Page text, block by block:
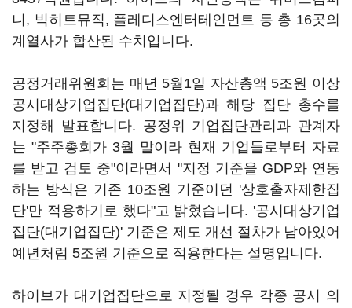
니, 빅히트뮤직, 플레디스엔터테인먼트 등 총 16곳의
계열사가 합산된 수치입니다.
공정거래위원회는 매년 5월1일 자산총액 5조원 이상
공시대상기업집단(대기업집단)과 해당 집단 총수를
지정해 발표합니다. 공정위 기업집단관리과 관계자
는 "주주총회가 3월 말이라 현재 기업들로부터 자료
를 받고 검토 중"이라면서 "지정 기준을 GDP와 연동
하는 방식은 기존 10조원 기준이던 '상호출자제한집
단'만 적용하기로 했다"고 밝혔습니다. '공시대상기업
집단(대기업집단)' 기준은 제도 개선 절차가 남아있어
예년처럼 5조원 기준으로 적용한다는 설명입니다.
하이브가 대기업집단으로 지정될 경우 각종 공시 의